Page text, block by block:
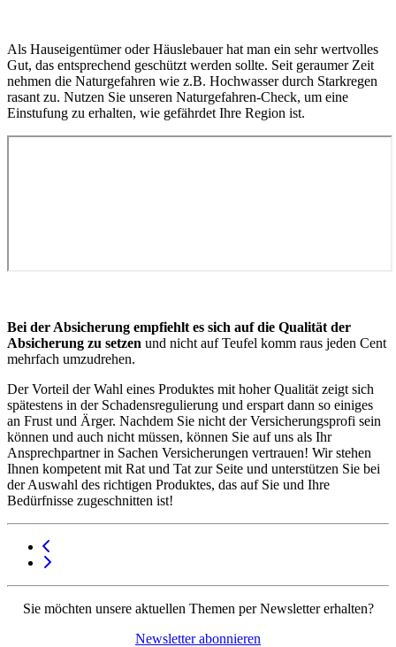
Als Hauseigentümer oder Häuslebauer hat man ein sehr wertvolles
Gut, das entsprechend geschützt werden sollte. Seit geraumer Zeit
nehmen die Naturgefahren wie z.B. Hochwasser durch Starkregen
rasant zu. Nutzen Sie unseren Naturgefahren-Check, um eine
Einstufung zu erhalten, wie gefährdet Ihre Region ist.
Bei der Absicherung empfiehlt es sich auf die Qualität der
Absicherung zu setzen und nicht auf Teufel komm raus jeden Cent
mehrfach umzudrehen.
Der Vorteil der Wahl eines Produktes mit hoher Qualität zeigt sich
spätestens in der Schadensregulierung und erspart dann so einiges
an Frust und Ärger. Nachdem Sie nicht der Versicherungsprofi sein
können und auch nicht müssen, können Sie auf uns als Ihr
Ansprechpartner in Sachen Versicherungen vertrauen! Wir stehen
Ihnen kompetent mit Rat und Tat zur Seite und unterstützen Sie bei
der Auswahl des richtigen Produktes, das auf Sie und Ihre
Bedürfnisse zugeschnitten ist!
Sie möchten unsere aktuellen Themen per Newsletter erhalten?
Newsletter abonnieren